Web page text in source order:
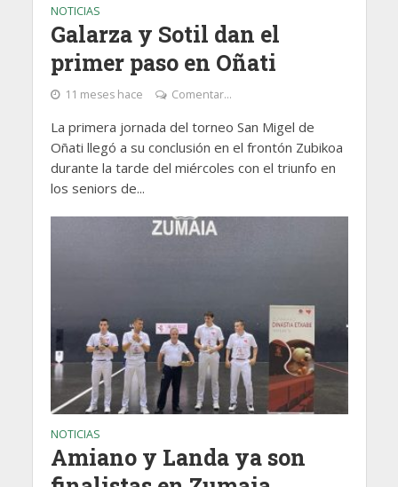
NOTICIAS
Galarza y Sotil dan el
primer paso en Oñati
11 meses hace Comentar...
La primera jornada del torneo San Migel de
Oñati llegó a su conclusión en el frontón Zubikoa
durante la tarde del miércoles con el triunfo en
los seniors de...
NOTICIAS
Amiano y Landa ya son